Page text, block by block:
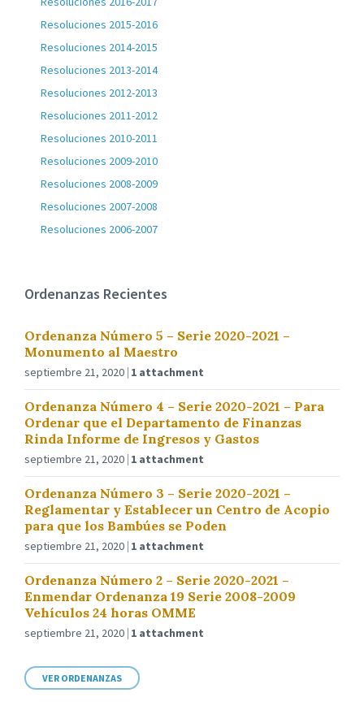
Resoluciones 2015-2016
Resoluciones 2014-2015
Resoluciones 2013-2014
Resoluciones 2012-2013
Resoluciones 2011-2012
Resoluciones 2010-2011
Resoluciones 2009-2010
Resoluciones 2008-2009
Resoluciones 2007-2008
Resoluciones 2006-2007
Ordenanzas Recientes
Ordenanza Número 5 – Serie 2020-2021 –
Monumento al Maestro
septiembre 21, 2020 1 attachment
Ordenanza Número 4 – Serie 2020-2021 – Para
Ordenar que el Departamento de Finanzas
Rinda Informe de Ingresos y Gastos
septiembre 21, 2020 1 attachment
Ordenanza Número 3 – Serie 2020-2021 –
Reglamentar y Establecer un Centro de Acopio
para que los Bambúes se Poden
septiembre 21, 2020 1 attachment
Ordenanza Número 2 – Serie 2020-2021 –
Enmendar Ordenanza 19 Serie 2008-2009
Vehículos 24 horas OMME
septiembre 21, 2020 1 attachment
VER ORDENANZAS